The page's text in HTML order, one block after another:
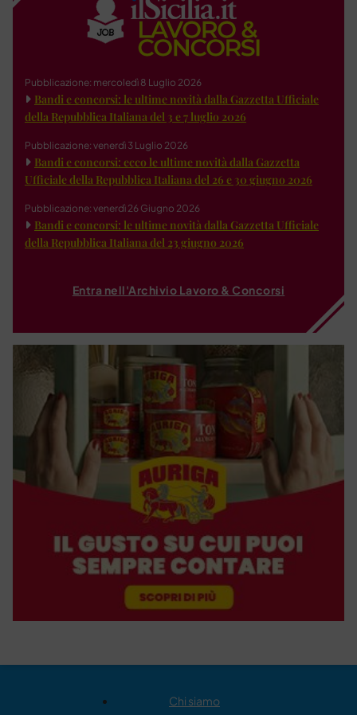
Pubblicazione: mercoledì 8 Luglio 2026
Bandi e concorsi: le ultime novità dalla Gazzetta Ufficiale
della Repubblica Italiana del 3 e 7 luglio 2026
Pubblicazione: venerdì 3 Luglio 2026
Bandi e concorsi: ecco le ultime novità dalla Gazzetta
Ufficiale della Repubblica Italiana del 26 e 30 giugno 2026
Pubblicazione: venerdì 26 Giugno 2026
Bandi e concorsi: le ultime novità dalla Gazzetta Ufficiale
della Repubblica Italiana del 23 giugno 2026
Entra nell'Archivio Lavoro & Concorsi
Chi siamo